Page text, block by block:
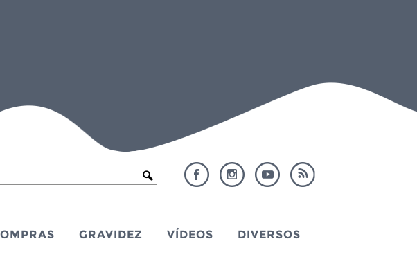
GRAVIDEZ VÍDEOS DIVERSOS